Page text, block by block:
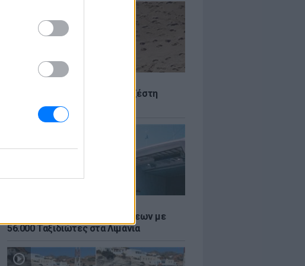
Καιρός: Πού θα «χτυπήσει» η ζέστη
Αύγουστος: Ρεκόρ Αναχωρήσεων με
56.000 Ταξιδιώτες στα Λιμάνια